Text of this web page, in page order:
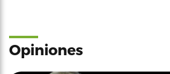
Opiniones